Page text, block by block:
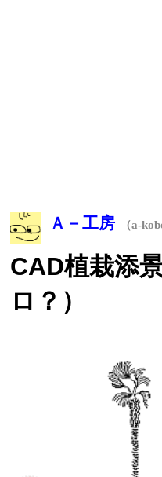
Ａ－工房 （a-
CAD植栽添
ロ？）